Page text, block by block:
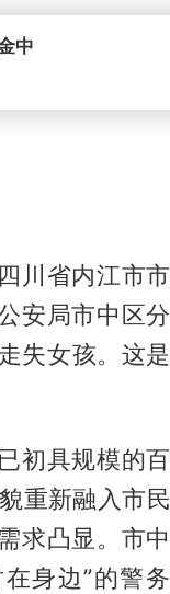
川省内江市
安局市中区
失女孩。这
初具规模的
重新融入市
求凸显。市
身边”的警